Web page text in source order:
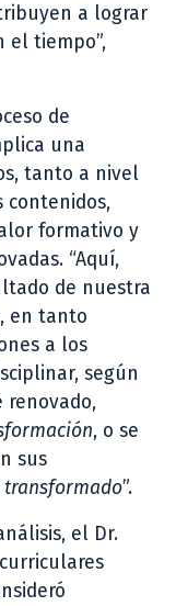
a lograr
el tiempo”,
de
una
tanto a nivel
contenidos,
formativo y
“Aquí,
de nuestra
en tanto
a los
según
renovado,
, o se
sus
”.
el Dr.